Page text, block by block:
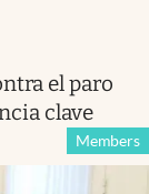
el paro
clave
Members